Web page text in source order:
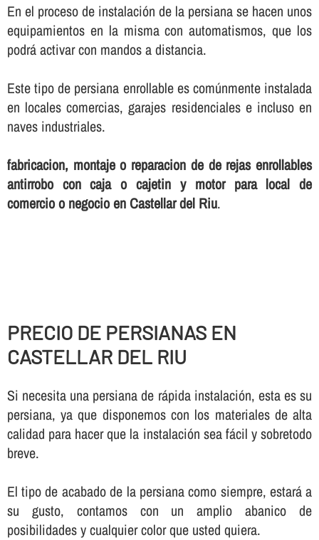
En el proceso de instalación de la persiana se hacen unos
equipamientos en la misma con automatismos, que los
podrá activar con mandos a distancia.
Este tipo de persiana enrollable es comúnmente instalada
en locales comercias, garajes residenciales e incluso en
naves industriales.
fabricacion, montaje o reparacion de de rejas enrollables
antirrobo con caja o cajetin y motor para local de
comercio o negocio en Castellar del Riu.
PRECIO DE PERSIANAS EN
CASTELLAR DEL RIU
Si necesita una persiana de rápida instalación, esta es su
persiana, ya que disponemos con los materiales de alta
calidad para hacer que la instalación sea fácil y sobretodo
breve.
El tipo de acabado de la persiana como siempre, estará a
su gusto, contamos con un amplio abanico de
posibilidades y cualquier color que usted quiera.